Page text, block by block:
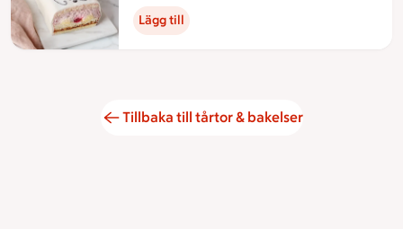
Lägg till
Tillbaka till tårtor & bakelser